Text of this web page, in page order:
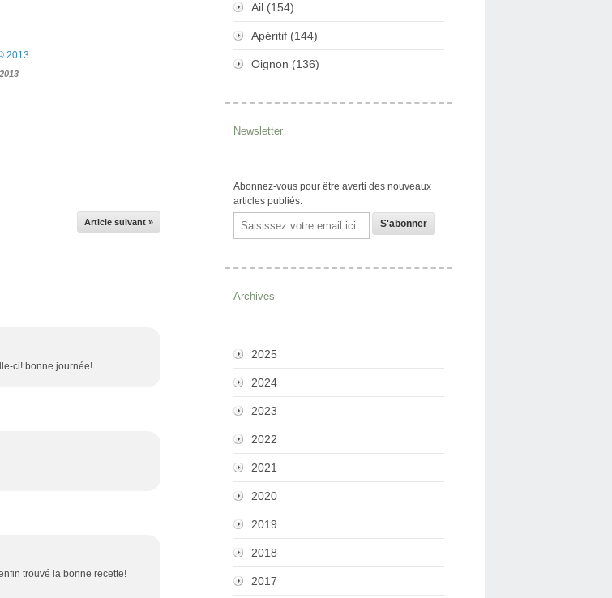
Article suivant »
ci! bonne journée!
trouvé la bonne recette!
Ail (154)
Apéritif (144)
Oignon (136)
Newsletter
Abonnez-vous pour être averti des nouveaux
articles publiés.
Email
Archives
2025
2024
2023
2022
2021
2020
2019
2018
2017